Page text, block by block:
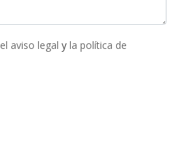
el aviso legal y la política de